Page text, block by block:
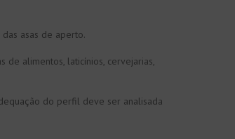
asas de aperto.
alimentos, laticínios, cervejarias,
do perfil deve ser analisada